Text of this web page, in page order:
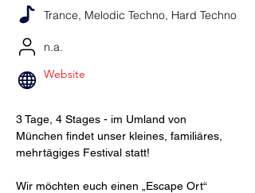
Trance, Melodic Techno, Hard Techno
n.a.
Website
3 Tage, 4 Stages - im Umland von
München findet unser kleines, familiäres,
mehrtägiges Festival statt!
Wir möchten euch einen „Escape Ort“